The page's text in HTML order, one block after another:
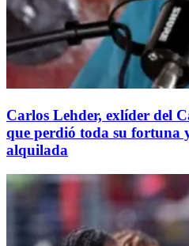
Carlos Lehder, exlíder del
que perdió toda su fortuna
alquilada